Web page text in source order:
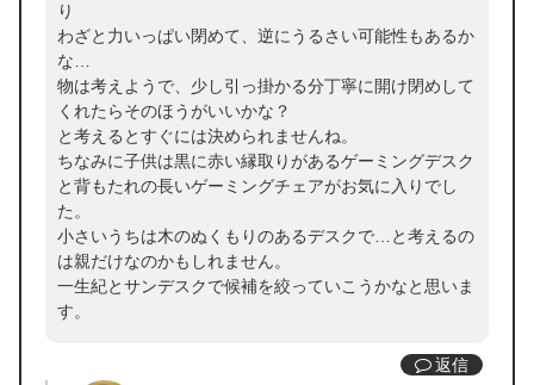
り
わざと力いっぱい閉めて、逆にうるさい可能性もあるか
な…
物は考えようで、少し引っ掛かる分丁寧に開け閉めして
くれたらそのほうがいいかな？
と考えるとすぐには決められませんね。
ちなみに子供は黒に赤い縁取りがあるゲーミングデスク
と背もたれの長いゲーミングチェアがお気に入りでし
た。
小さいうちは木のぬくもりのあるデスクで…と考えるの
は親だけなのかもしれません。
一生紀とサンデスクで候補を絞っていこうかなと思いま
す。
返信